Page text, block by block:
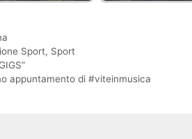
Sport, Sport
appuntamento di #viteinmusica